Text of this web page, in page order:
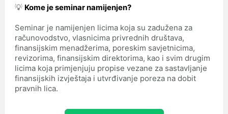
💡 Kome je seminar namijenjen?
Seminar je namijenjen licima koja su zadužena za
računovodstvo, vlasnicima privrednih društava,
finansijskim menadžerima, poreskim savjetnicima,
revizorima, finansijskim direktorima, kao i svim drugim
licima koja primjenjuju propise vezane za sastavljanje
finansijskih izvještaja i utvrđivanje poreza na dobit
pravnih lica.